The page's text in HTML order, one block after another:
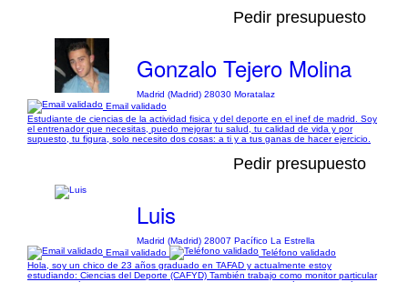
Pedir presupuesto
Gonzalo Tejero Molina
Madrid (Madrid) 28030 Moratalaz
Email validado
Estudiante de ciencias de la actividad fisica y del deporte en el inef de madrid. Soy
el entrenador que necesitas, puedo mejorar tu salud, tu calidad de vida y por
supuesto, tu figura, solo necesito dos cosas: a ti y a tus ganas de hacer ejercicio.
Pedir presupuesto
Luis
Madrid (Madrid) 28007 Pacífico La Estrella
Email validado
Teléfono validado
Hola, soy un chico de 23 años graduado en TAFAD y actualmente estoy
estudiando: Ciencias del Deporte (CAFYD) También trabajo como monitor particular